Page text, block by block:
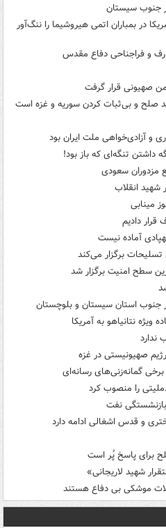
جنوب سیستان
در بمباران اتمی هیروشیما را ننگ‌آور
و فراجناحی دفاع مقدس
صهیونی قرار گرفت
صلح و بی‌ثبات کردن سوریه و غزه است
و آزادی‌خواهی ملت ایران بود
مزدوران سعودی
شهید انقلاب
مینابی
قرار دادیم
آماده نیست
برگزار می‌کند
جنوب استان سیستان و بلوچستان
نتانیاهو به آمریکا
ندارد
برخی گمانه‌زنی‌های رسانه‌ای
را منصوب کرد
و قدس اشغالی ادامه دارد
برای پاسخ پُر است
شهید لاریجانی»
موشکی بی دفاع هستند